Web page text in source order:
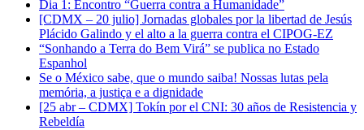
Dia 1: Encontro “Guerra contra a Humanidade”
[CDMX – 20 julio] Jornadas globales por la libertad de Jesús
Plácido Galindo y el alto a la guerra contra el CIPOG-EZ
“Sonhando a Terra do Bem Virá” se publica no Estado
Espanhol
Se o México sabe, que o mundo saiba! Nossas lutas pela
memória, a justiça e a dignidade
[25 abr – CDMX] Tokín por el CNI: 30 años de Resistencia y
Rebeldía